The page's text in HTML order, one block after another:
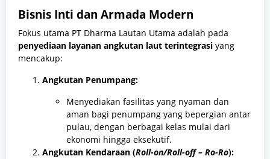
Bisnis Inti dan Armada Modern
Fokus utama PT Dharma Lautan Utama adalah pada
penyediaan layanan angkutan laut terintegrasi yang
mencakup:
Angkutan Penumpang:
Menyediakan fasilitas yang nyaman dan
aman bagi penumpang yang bepergian antar
pulau, dengan berbagai kelas mulai dari
ekonomi hingga eksekutif.
Angkutan Kendaraan (Roll-on/Roll-off – Ro-Ro):